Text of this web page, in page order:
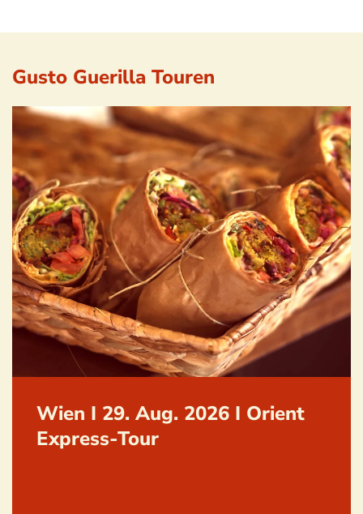
Gusto Guerilla Touren
Wien I 29. Aug. 2026 I Orient
Express-Tour